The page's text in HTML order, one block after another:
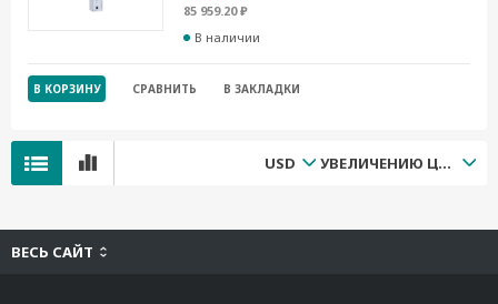
85 959.20 ₽
В наличии
В КОРЗИНУ СРАВНИТЬ В ЗАКЛАДКИ
USD УВЕЛИЧЕНИЮ ЦЕНЫ
ВЕСЬ САЙТ